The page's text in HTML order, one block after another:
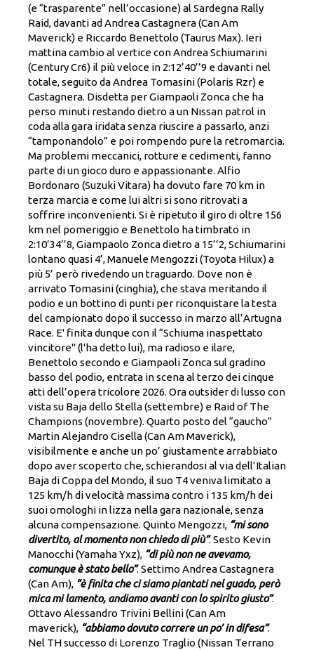
(e “trasparente” nell’occasione) al Sardegna Rally
Raid, davanti ad Andrea Castagnera (Can Am
Maverick) e Riccardo Benettolo (Taurus Max). Ieri
mattina cambio al vertice con Andrea Schiumarini
(Century Cr6) il più veloce in 2:12’40’’9 e davanti nel
totale, seguito da Andrea Tomasini (Polaris Rzr) e
Castagnera. Disdetta per Giampaoli Zonca che ha
perso minuti restando dietro a un Nissan patrol in
coda alla gara iridata senza riuscire a passarlo, anzi
“tamponandolo” e poi rompendo pure la retromarcia.
Ma problemi meccanici, rotture e cedimenti, fanno
parte di un gioco duro e appassionante. Alfio
Bordonaro (Suzuki Vitara) ha dovuto fare 70 km in
terza marcia e come lui altri si sono ritrovati a
soffrire inconvenienti. Si è ripetuto il giro di oltre 156
km nel pomeriggio e Benettolo ha timbrato in
2:10’34’’8, Giampaolo Zonca dietro a 15’’2, Schiumarini
lontano quasi 4’, Manuele Mengozzi (Toyota Hilux) a
più 5’ però rivedendo un traguardo. Dove non è
arrivato Tomasini (cinghia), che stava meritando il
podio e un bottino di punti per riconquistare la testa
del campionato dopo il successo in marzo all’Artugna
Race. E' finita dunque con il “Schiuma inaspettato
vincitore" (l'ha detto lui), ma radioso e ilare,
Benettolo secondo e Giampaoli Zonca sul gradino
basso del podio, entrata in scena al terzo dei cinque
atti dell’opera tricolore 2026. Ora outsider di lusso con
vista su Baja dello Stella (settembre) e Raid of The
Champions (novembre). Quarto posto del “gaucho”
Martin Alejandro Cisella (Can Am Maverick),
visibilmente e anche un po’ giustamente arrabbiato
dopo aver scoperto che, schierandosi al via dell’Italian
Baja di Coppa del Mondo, il suo T4 veniva limitato a
125 km/h di velocità massima contro i 135 km/h dei
suoi omologhi in lizza nella gara nazionale, senza
alcuna compensazione. Quinto Mengozzi, “mi sono
divertito, al momento non chiedo di più”. Sesto Kevin
Manocchi (Yamaha Yxz), “di più non ne avevamo,
comunque è stato bello”. Settimo Andrea Castagnera
(Can Am), “è finita che ci siamo piantati nel guado, però
mica mi lamento, andiamo avanti con lo spirito giusto”.
Ottavo Alessandro Trivini Bellini (Can Am
maverick), “abbiamo dovuto correre un po’ in difesa”.
Nel TH successo di Lorenzo Traglio (Nissan Terrano